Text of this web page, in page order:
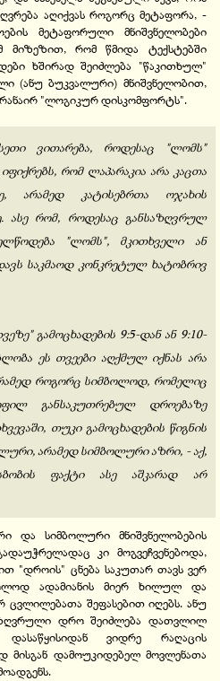
აღიქვას როგორც მეტაფორა, -
მეტაფორული მნიშვნელობები
მიზეზით, რომ წმიდა ტექსტებში
ხშირად შეიძლება "წაკითხულ"
(ანუ ბუკვალური) მნიშვნელობით,
"ლოგიკურ დისკომფორტს".
ვითარება, როდესაც "ლომს"
რომ ლაპარაკია არა კაცთა
არამედ კატისებრთა ოჯახის
ასე რომ, როდესაც განსაზღვრულ
"ლომს", მკითხველი ან
საკმაოდ კონკრეტულ ხატობრივ
გამოცხადების 9:5-დან ან 9:10-
ეს თვეები აღქმულ იქნას არა
როგორც სიმბოლოდ, რომელიც
განსაკუთრებულ დროებაზე
თუკი გამოცხადების წიგნის
არამედ სიმბოლური აზრი, - აქ,
ფაქტი ასე აშკარად არ
და სიმბოლური მნიშვნელობების
კი მოგვეჩვენებოდა,
"დროის" ცნება საკუთარ თავს ვერ
ადამიანის მიერ ხილულ და
ცვლილებათა შეფასებით იღებს. ანუ
დრო შეიძლება დათვლილ
ვიდრე რაღაცის
მისგან დამოუკიდებელ მოვლენათა